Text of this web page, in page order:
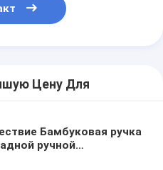
Цену Для
Бамбуковая ручка
ручной